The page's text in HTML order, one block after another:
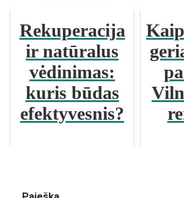
techninei
apžiūrai
Rekuperacija
ir natūralus
vėdinimas:
kuris būdas
efektyvesnis?